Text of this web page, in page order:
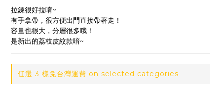
拉鍊很好拉唷~
有手拿帶，很方便出門直接帶著走！
容量也很大，分層很多哦！
是新出的荔枝皮紋款唷~
任選 3 樣免台灣運費 on selected categories